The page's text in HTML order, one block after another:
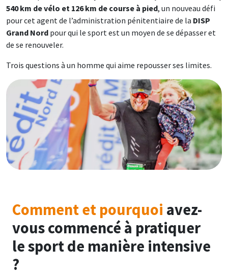
540 km de vélo et 126 km de course à pied, un nouveau défi
pour cet agent de l’administration pénitentiaire de la DISP
Grand Nord pour qui le sport est un moyen de se dépasser et
de se renouveler.
Trois questions à un homme qui aime repousser ses limites.
Image
Comment et pourquoi avez-
vous commencé à pratiquer
le sport de manière intensive
?